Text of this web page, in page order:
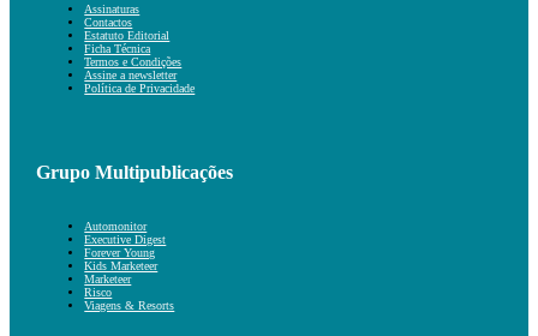
Assinaturas
Contactos
Estatuto Editorial
Ficha Técnica
Termos e Condições
Assine a newsletter
Política de Privacidade
Grupo Multipublicações
Automonitor
Executive Digest
Forever Young
Kids Marketeer
Marketeer
Risco
Viagens & Resorts